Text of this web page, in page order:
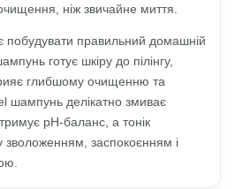
ніж звичайне миття.
побудувати правильний домашній
готує шкіру до пілінгу,
глибшому очищенню та
шампунь делікатно змиває
pH-баланс, а тонік
заспокоєнням і